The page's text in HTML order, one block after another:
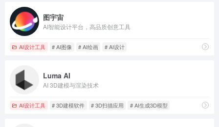
图宇宙
AI智能设计平台，高品质创意工具
AI设计工具 # AI图像 # AI绘画 # AI设计
Luma AI
AI 3D建模与渲染技术
AI设计工具 # 3D建模软件 # 3D扫描应用 # AI生成3D模型